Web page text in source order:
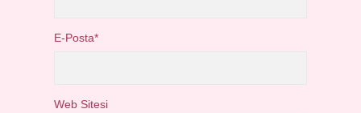
E-Posta*
Web Sitesi